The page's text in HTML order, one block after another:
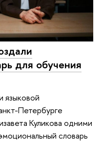
для обучения
языковой
Петербурге
Куликова одними
словарь